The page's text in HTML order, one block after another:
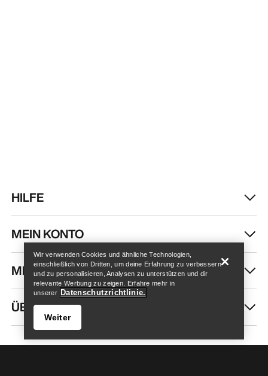
Store finden Help
HILFE
MEIN KONTO
MEHR SHOPPEN
ÜBER UNS
Wir verwenden Cookies und ähnliche Technologien,
einschließlich von Dritten, um deine Erfahrung zu verbessern
und zu personalisieren, Analysen zu unterstützen und dir
relevante Werbung zu zeigen. Erfahre mehr in
unserer Datenschutzrichtlinie.
Weiter